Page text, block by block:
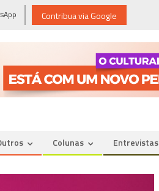
Contribua via Google
Colunas Entrevistas